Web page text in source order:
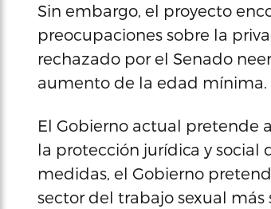
Sin embargo, el proyecto
preocupaciones sobre la
rechazado por el Senado
aumento de la edad mínima.
El Gobierno actual pretende
la protección jurídica y social
medidas, el Gobierno
sector del trabajo sexual